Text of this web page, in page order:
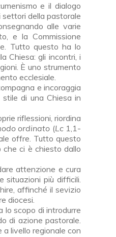
e il dialogo
settori della pastorale
alle varie
e la Commissione
Tutto questo ha lo
Chiesa: gli incontri, i
È uno strumento
ecclesiale.
e incoraggia
di una Chiesa in
riflessioni, riordina
ordinato (Lc 1,1-
offre. Tutto questo
ci è chiesto dallo
attenzione e cura
si­tuazioni più difficili.
affinché il sevizio
diocesi.
lo scopo di introdurre
di azione pastorale.
livello regionale con